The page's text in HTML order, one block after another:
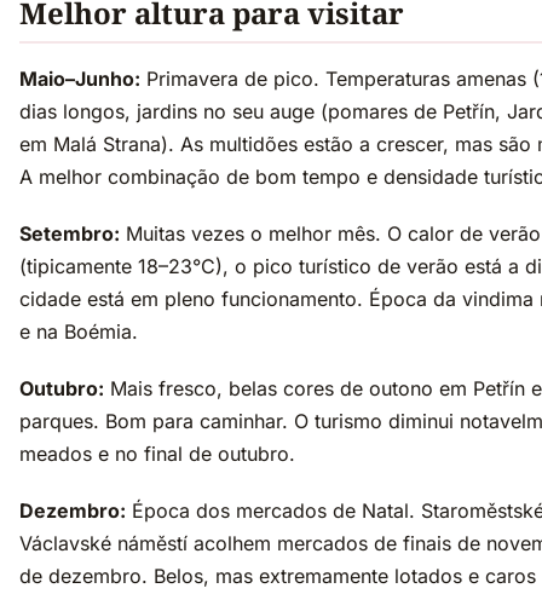
Melhor altura para visitar
Maio–Junho: Primavera de pico. Temperaturas amenas
dias longos, jardins no seu auge (pomares de Petřín,
em Malá Strana). As multidões estão a crescer, mas são
A melhor combinação de bom tempo e densidade
Setembro: Muitas vezes o melhor mês. O calor de
(tipicamente 18–23°C), o pico turístico de verão está a
cidade está em pleno funcionamento. Época da vindima
e na Boémia.
Outubro: Mais fresco, belas cores de outono em Petřín
parques. Bom para caminhar. O turismo diminui
meados e no final de outubro.
Dezembro: Época dos mercados de Natal.
Václavské náměstí acolhem mercados de finais de
de dezembro. Belos, mas extremamente lotados e